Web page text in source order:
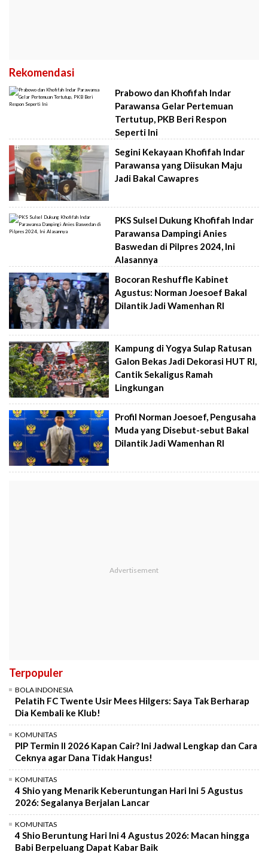
Rekomendasi
Prabowo dan Khofifah Indar
Parawansa Gelar Pertemuan
Tertutup, PKB Beri Respon
Seperti Ini
Segini Kekayaan Khofifah Indar
Parawansa yang Diisukan Maju
Jadi Bakal Cawapres
PKS Sulsel Dukung Khofifah Indar
Parawansa Dampingi Anies
Baswedan di Pilpres 2024, Ini
Alasannya
Bocoran Reshuffle Kabinet
Agustus: Norman Joesoef Bakal
Dilantik Jadi Wamenhan RI
Kampung di Yogya Sulap Ratusan
Galon Bekas Jadi Dekorasi HUT RI,
Cantik Sekaligus Ramah
Lingkungan
Profil Norman Joesoef, Pengusaha
Muda yang Disebut-sebut Bakal
Dilantik Jadi Wamenhan RI
Terpopuler
BOLA INDONESIA
Pelatih FC Twente Usir Mees Hilgers: Saya Tak Berharap
Dia Kembali ke Klub!
KOMUNITAS
PIP Termin II 2026 Kapan Cair? Ini Jadwal Lengkap dan Cara
Ceknya agar Dana Tidak Hangus!
KOMUNITAS
4 Shio yang Menarik Keberuntungan Hari Ini 5 Agustus
2026: Segalanya Berjalan Lancar
KOMUNITAS
4 Shio Beruntung Hari Ini 4 Agustus 2026: Macan hingga
Babi Berpeluang Dapat Kabar Baik